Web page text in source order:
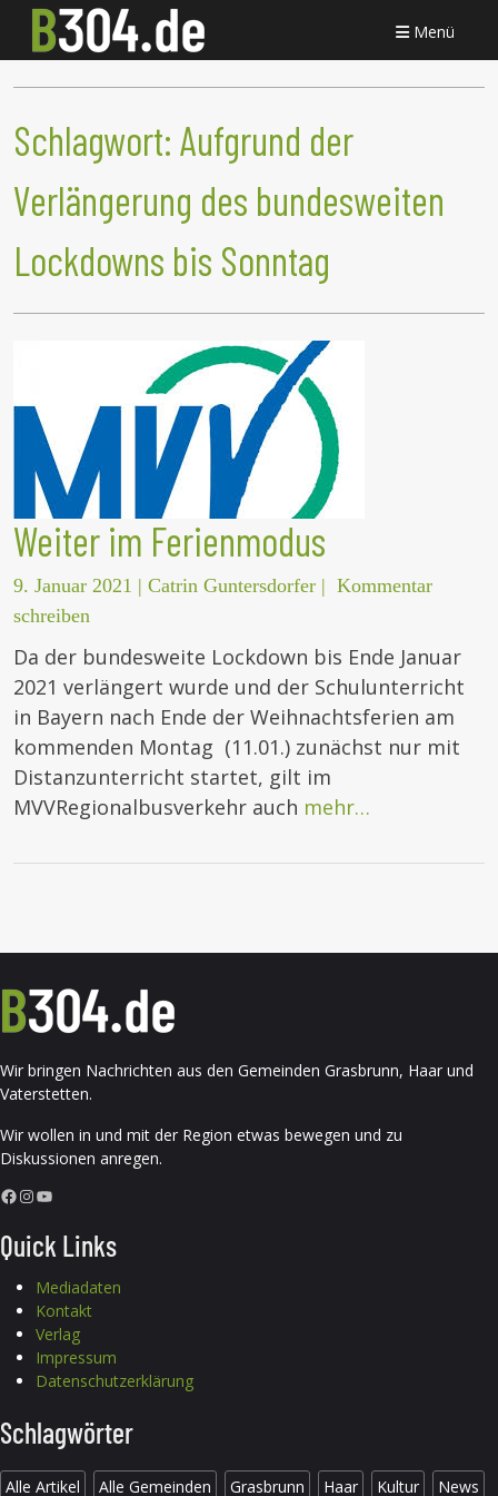
Menü
Schlagwort: Aufgrund der
Verlängerung des bundesweiten
Lockdowns bis Sonntag
Weiter im Ferienmodus
9. Januar 2021 | Catrin Guntersdorfer | Kommentar
schreiben
Da der bundesweite Lockdown bis Ende Januar
2021 verlängert wurde und der Schulunterricht
in Bayern nach Ende der Weihnachtsferien am
kommenden Montag (11.01.) zunächst nur mit
Distanzunterricht startet, gilt im
MVVRegionalbusverkehr auch mehr…
Wir bringen Nachrichten aus den Gemeinden Grasbrunn, Haar und
Vaterstetten.
Wir wollen in und mit der Region etwas bewegen und zu
Diskussionen anregen.
Facebook InstagramYouTube
Quick Links
Mediadaten
Kontakt
Verlag
Impressum
Datenschutzerklärung
Schlagwörter
Alle Artikel Alle Gemeinden Grasbrunn Haar Kultur News